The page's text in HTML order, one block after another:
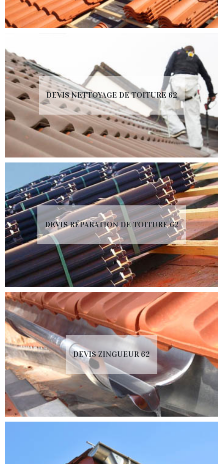
DEVIS NETTOYAGE DE TOITURE 62
DEVIS RÉPARATION DE TOITURE 62
DEVIS ZINGUEUR 62